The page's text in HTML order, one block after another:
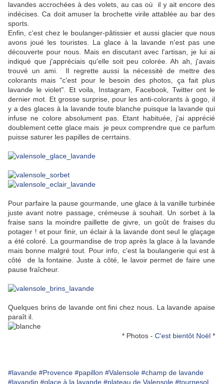
lavandes accrochées à des volets, au cas où il y ait encore des
indécises. Ca doit amuser la brochette virile attablée au bar des
sports.
Enfin, c'est chez le boulanger-pâtissier et aussi glacier que nous
avons joué les touristes. La glace à la lavande n'est pas une
découverte pour nous. Mais en discutant avec l'artisan, je lui ai
indiqué que j'appréciais qu'elle soit peu colorée. Ah ah, j'avais
trouvé un ami. Il regrette aussi la nécessité de mettre des
colorants mais "c'est pour le besoin des photos, ça fait plus
lavande le violet". Et voila, Instagram, Facebook, Twitter ont le
dernier mot. Et grosse surprise, pour les anti-colorants à gogo, il
y a des glaces à la lavande toute blanche puisque la lavande qui
infuse ne colore absolument pas. Etant habituée, j'ai apprécié
doublement cette glace mais je peux comprendre que ce parfum
puisse saturer les papilles de cerrtains.
Pour parfaire la pause gourmande, une glace à la vanille turbinée
juste avant notre passage, crémeuse à souhait. Un sorbet à la
fraise sans la moindre paillette de givre, un goût de fraises du
potager ! et pour finir, un éclair à la lavande dont seul le glaçage
a été coloré. La gourmandise de trop après la glace à la lavande
mais bonne malgré tout. Pour info, c'est la boulangerie qui est à
côté de la fontaine. Juste à côté, le lavoir permet de faire une
pause fraîcheur.
Quelques brins de lavande ont fini chez nous. La lavande apaise
paraît il.
* Photos - C'est bientôt Noël *
#lavande #Provence #papillon #Valensole #champ de lavande
#lavandin #glace à la lavande #plateau de Valensole #tournesol